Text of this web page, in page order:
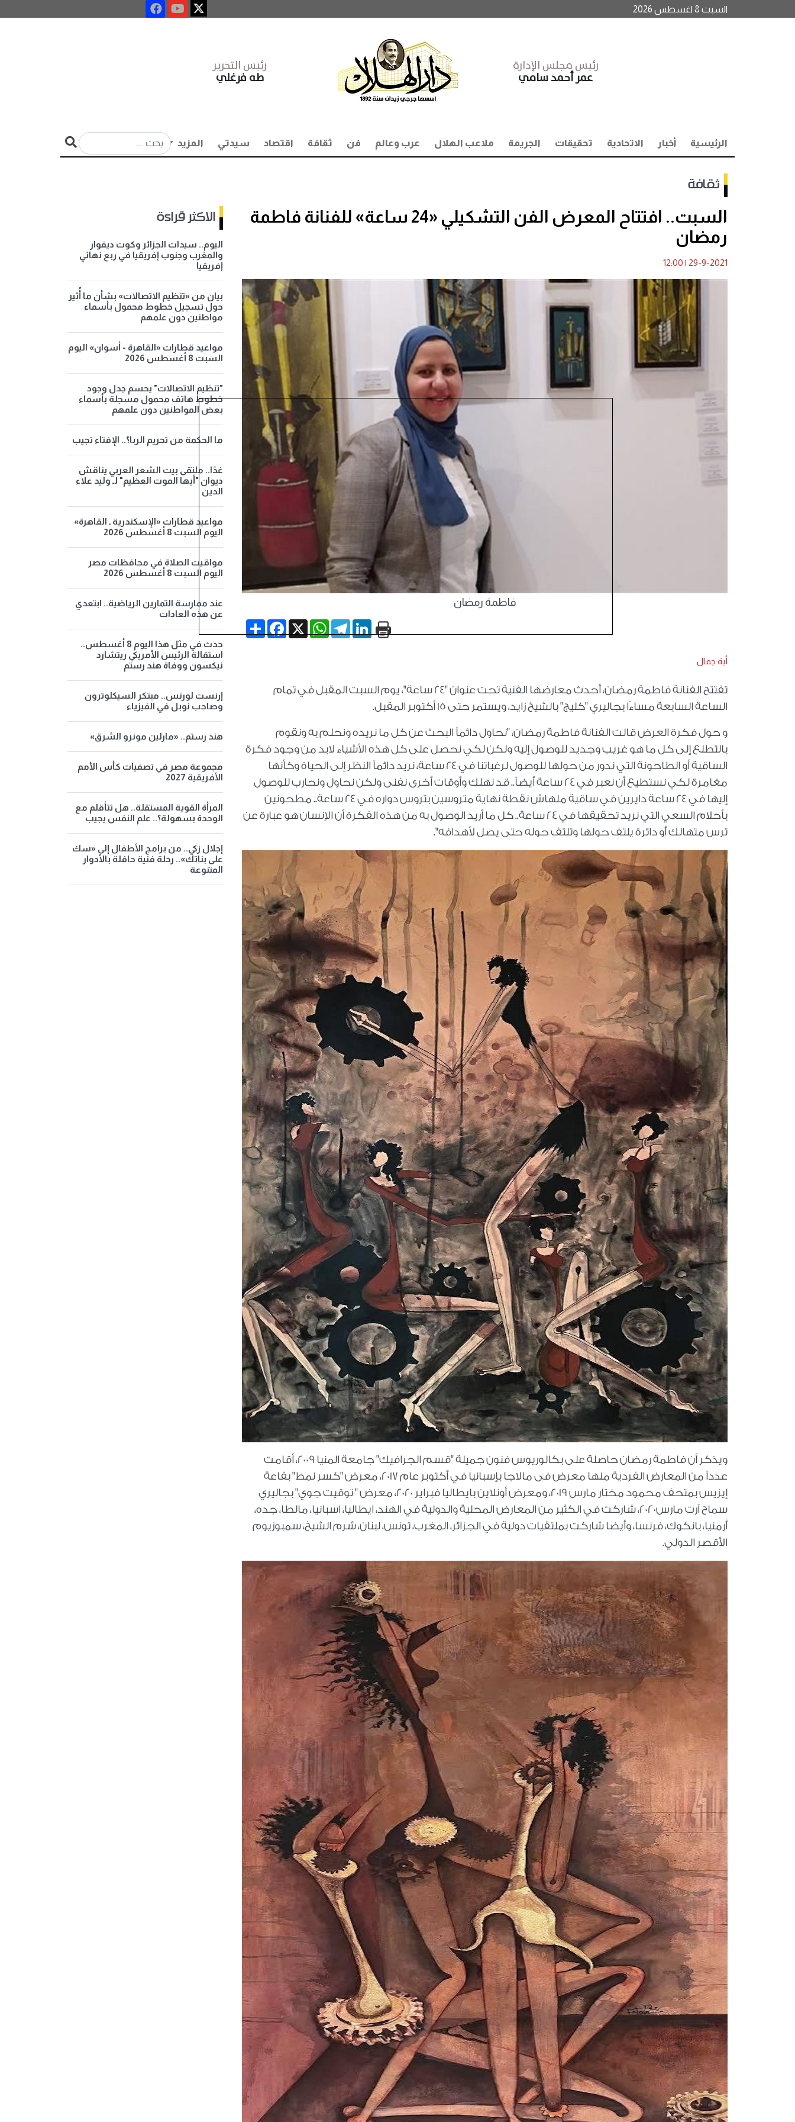
السبت 8 اغسطس 2026
رئيس مجلس الإدارة
عمر أحمد سامي
رئيس التحرير
طه فرغلي
الرئيسية أخبار الاتحادية تحقيقات الجريمة ملاعب الهلال عرب وعالم فن ثقافة اقتصاد سيدتي المزيد
ثقافة
السبت.. افتتاح المعرض الفن التشكيلي «24 ساعة» للفنانة فاطمة
رمضان
29-9-2021
|
12:00
فاطمة رمضان
Share
Facebook X
WhatsApp
TelegramLinkedIn
أية جمال
تفتتح الفنانة فاطمة رمضان، أحدث معارضها الفنية تحت عنوان "24 ساعة"، يوم السبت المقبل في تمام
الساعة السابعة مساءًا بجاليري "كليج" بالشيخ زايد، ويستمر حتى 15 أكتوبر المقبل
.
و حول فكرة العرض قالت الفنانة فاطمة رمضان، "نحاول دائماً البحث عن كل ما نريده ونحلم به ونقوم
بالتطلع إلى كل ما هو غريب وجديد للوصول إليه ولكن لكي نحصل على كل هذه الأشياء لابد من وجود فكرة
الساقية أو الطاحونة التي ندور من حولها للوصول لرغباتنا في 24 ساعة، نريد دائماً النظر إلى الحياة وكأنها
مغامرة لكي نستطيع أن نعبر في 24 ساعة أيضاً.. قد نهلك وأوقات أخرى نفنى ولكن نحاول ونحارب للوصول
إليها في 24 ساعة دايرين في ساقية ملهاش نقطة نهاية متروسين بتروس دواره في ٢٤ ساعة.. مطحونين
بأحلام السعي التي نريد تحقيقها في 24 ساعة.. كل ما أريد الوصول به من هذه الفكرة أن الإنسان هو عبارة عن
ترس متهالك أو دائرة يلتف حولها وتلتف حوله حتى يصل لأهدافه."
ويذكر أن فاطمة رمضان حاصلة على بكالوريوس فنون جميلة "قسم الجرافيك" جامعة المنيا 2009، أقامت
عدداً من المعارض الفردية منها معرض فى مالاجا بإسبانيا في أكتوبر عام 2017، معرض "كسر نمط" بقاعة
إيزيس بمتحف محمود مختار مارس 2019، ومعرض أونلاين بايطاليا فبراير 2020، معرض " توقيت جوي" بجاليري
سماح آرت مارس2020،
شاركت في الكثير من المعارض المحلية والدولية في الهند، ايطاليا، اسبانيا، مالطا، جده،
أرمنيا، بانكوك، فرنسا، وأيضا شاركت بملتقيات دولية في الجزائر، المغرب، تونس، لبنان، شرم الشيخ، سمبوزيوم
الأقصر الدولي.
الاكثر قراءة
اليوم.. سيدات الجزائر وكوت ديفوار
والمغرب وجنوب إفريقيا في ربع نهائي
إفريقيا
بيان من «تنظيم الاتصالات» بشأن ما أُثير
حول تسجيل خطوط محمول بأسماء
مواطنين دون علمهم
مواعيد قطارات «القاهرة - أسوان» اليوم
السبت 8 أغسطس 2026
"تنظيم الاتصالات" يحسم جدل وجود
خطوط هاتف محمول مسجلة بأسماء
بعض المواطنين دون علمهم
ما الحكمة من تحريم الربا؟.. الإفتاء تجيب
غدًا.. ملتقى بيت الشعر العربي يناقش
ديوان "أيها الموت العظيم" لـ وليد علاء
الدين
مواعيد قطارات «الإسكندرية ـ القاهرة»
اليوم السبت 8 أغسطس 2026
مواقيت الصلاة في محافظات مصر
اليوم السبت 8 أغسطس 2026
عند ممارسة التمارين الرياضية.. ابتعدي
عن هذه العادات
حدث في مثل هذا اليوم 8 أغسطس..
استقالة الرئيس الأمريكي ريتشارد
نيكسون ووفاة هند رستم
إرنست لورنس.. مبتكر السيكلوترون
وصاحب نوبل في الفيزياء
هند رستم.. «مارلين مونرو الشرق»
مجموعة مصر في تصفيات كأس الأمم
الأفريقية 2027
المرأة القوية المستقلة.. هل تتأقلم مع
الوحدة بسهولة؟.. علم النفس يجيب
إجلال زكي.. من برامج الأطفال إلى «سك
على بناتك».. رحلة فنية حافلة بالأدوار
المتنوعة